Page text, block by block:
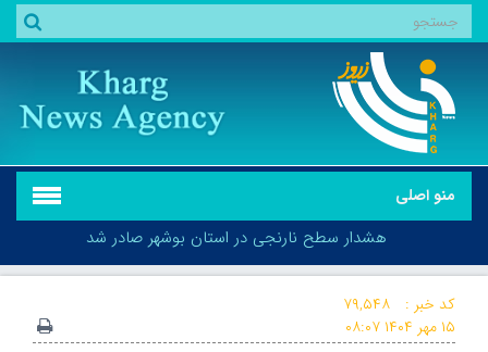
منو اصلی
هشدار سطح نارنجی در استان بوشهر صادر شد
کد خبر :
۷۹,۵۴۸
۱۵ مهر ۱۴۰۴
۰۸:۰۷